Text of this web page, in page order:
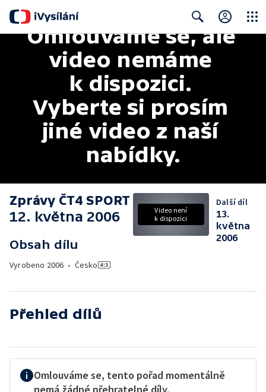
Search
Omlouváme se, ale
video nemáme
k dispozici.
Vyberte si prosím
jiné video z naší
nabídky.
Zprávy ČT4 SPORT
12. května 2006
Obsah dílu
Vyrobeno 2006 • Česko
Video není
k dispozici
Další díl
13.
května
2006
Přehled dílů
Omlouváme se, tento pořad momentálně